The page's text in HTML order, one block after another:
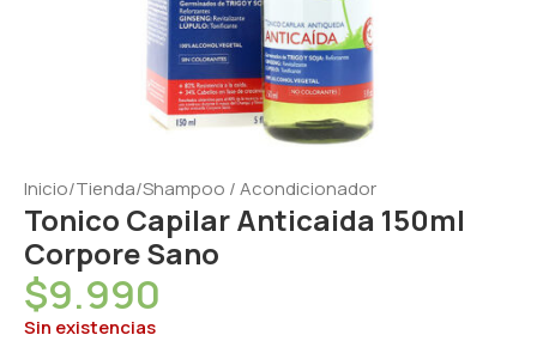
Inicio/Tienda/Shampoo / Acondicionador
Tonico Capilar Anticaida 150ml
Corpore Sano
$9.990
Sin existencias